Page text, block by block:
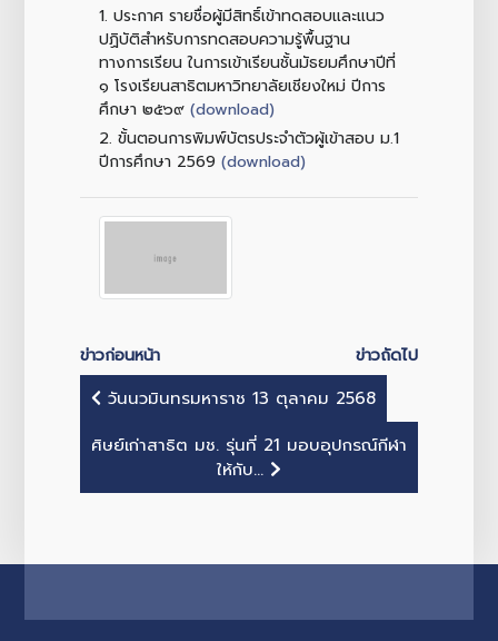
1. ประกาศ รายชื่อผู้มีสิทธิ์เข้าทดสอบและแนว
ปฏิบัติสำหรับการทดสอบความรู้พื้นฐาน
ทางการเรียน ในการเข้าเรียนชั้นมัธยมศึกษาปีที่
๑ โรงเรียนสาธิตมหาวิทยาลัยเชียงใหม่ ปีการ
ศึกษา ๒๕๖๙ (download)
2. ขั้นตอนการพิมพ์บัตรประจำตัวผู้เข้าสอบ ม.1
ปีการศึกษา 2569 (download)
ข่าวก่อนหน้า
ข่าวถัดไป
วันนวมินทรมหาราช 13 ตุลาคม 2568
ศิษย์เก่าสาธิต มช. รุ่นที่ 21 มอบอุปกรณ์กีฬา
ให้กับ...